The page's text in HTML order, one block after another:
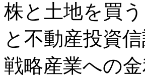
株と土地を買
と不動産投資
戦略産業への